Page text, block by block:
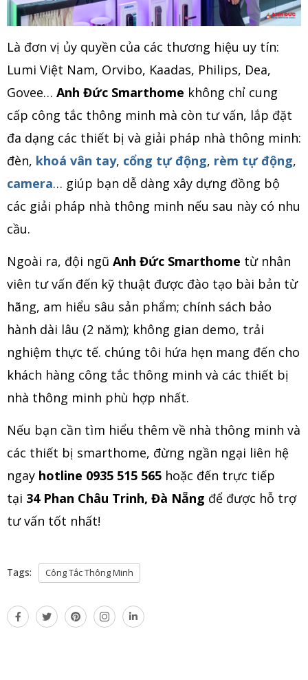
Là đơn vị ủy quyền của các thương hiệu uy tín:
Lumi Việt Nam, Orvibo, Kaadas, Philips, Dea,
Govee… Anh Đức Smarthome không chỉ cung
cấp công tắc thông minh mà còn tư vấn, lắp đặt
đa dạng các thiết bị và giải pháp nhà thông minh:
đèn, khoá vân tay, cổng tự động, rèm tự động,
camera… giúp bạn dễ dàng xây dựng đồng bộ
các giải pháp nhà thông minh nếu sau này có nhu
cầu.
Ngoài ra, đội ngũ Anh Đức Smarthome từ nhân
viên tư vấn đến kỹ thuật được đào tạo bài bản từ
hãng, am hiểu sâu sản phẩm; chính sách bảo
hành dài lâu (2 năm); không gian demo, trải
nghiệm thực tế. chúng tôi hứa hẹn mang đến cho
khách hàng công tắc thông minh và các thiết bị
nhà thông minh phù hợp nhất.
Nếu bạn cần tìm hiểu thêm về nhà thông minh và
các thiết bị smarthome, đừng ngần ngại liên hệ
ngay hotline 0935 515 565 hoặc đến trực tiếp
tại 34 Phan Châu Trinh, Đà Nẵng để được hỗ trợ
tư vấn tốt nhất!
Tags: Công Tắc Thông Minh